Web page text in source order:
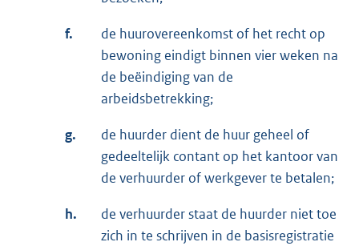
f.
de huurovereenkomst of het recht op
bewoning eindigt binnen vier weken na
de beëindiging van de
arbeidsbetrekking;
g.
de huurder dient de huur geheel of
gedeeltelijk contant op het kantoor van
de verhuurder of werkgever te betalen;
h.
de verhuurder staat de huurder niet toe
zich in te schrijven in de basisregistratie